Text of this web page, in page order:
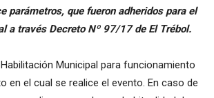
parámetros, que fueron adheridos para el
a través Decreto Nº 97/17 de El Trébol.
Municipal para funcionamiento
en el cual se realice el evento. En caso de